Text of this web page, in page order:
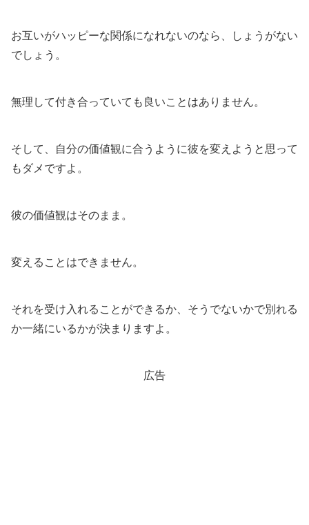
お互いがハッピーな関係になれないのなら、しょうがない
でしょう。
無理して付き合っていても良いことはありません。
そして、自分の価値観に合うように彼を変えようと思って
もダメですよ。
彼の価値観はそのまま。
変えることはできません。
それを受け入れることができるか、そうでないかで別れる
か一緒にいるかが決まりますよ。
広告